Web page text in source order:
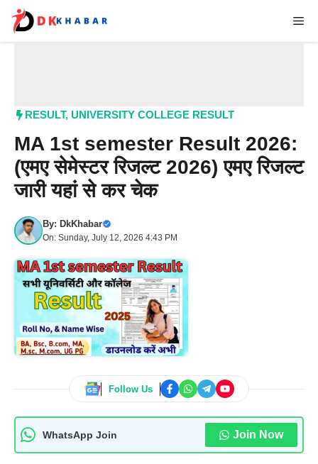
content
RESULT, UNIVERSITY COLLEGE RESULT
MA 1st semester Result 2026:
(एमए सेमेस्टर रिजल्ट 2026) एमए रिजल्ट
जारी यहां से कर चेक
By: DkKhabar
On: Sunday, July 12, 2026 4:43 PM
Follow Us
WhatsApp Join Join Now